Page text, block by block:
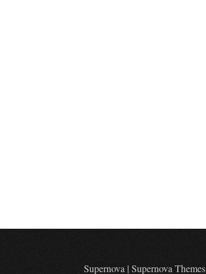
Supernova |Supernova Themes